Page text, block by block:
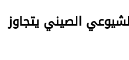
الصيني يتجاوز